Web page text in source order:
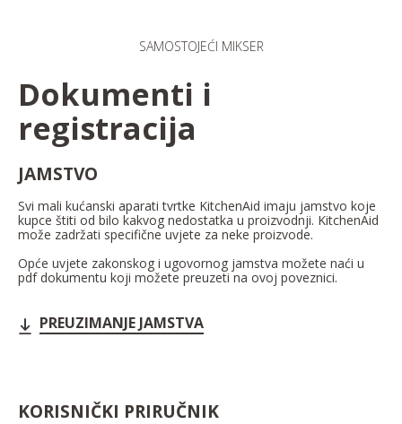
SAMOSTOJEĆI MIKSER
Dokumenti i
registracija
JAMSTVO
Svi mali kućanski aparati tvrtke KitchenAid imaju jamstvo koje
kupce štiti od bilo kakvog nedostatka u proizvodnji. KitchenAid
može zadržati specifične uvjete za neke proizvode.
Opće uvjete zakonskog i ugovornog jamstva možete naći u
pdf dokumentu koji možete preuzeti na ovoj poveznici.
PREUZIMANJE JAMSTVA
KORISNIČKI PRIRUČNIK